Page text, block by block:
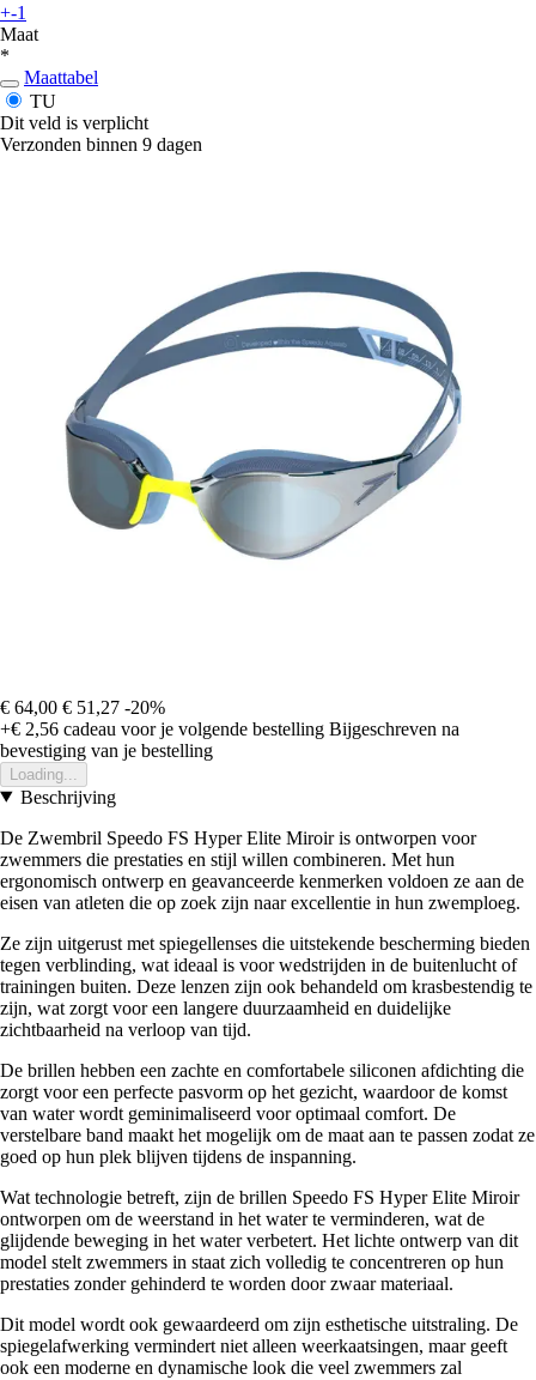
+-1
Maat
*
Maattabel
TU
Dit veld is verplicht
Verzonden binnen 9 dagen
€ 64,00 € 51,27 -20%
+€ 2,56 cadeau voor je volgende bestelling Bijgeschreven na
bevestiging van je bestelling
Loading...
Beschrijving
De Zwembril Speedo FS Hyper Elite Miroir is ontworpen voor
zwemmers die prestaties en stijl willen combineren. Met hun
ergonomisch ontwerp en geavanceerde kenmerken voldoen ze aan de
eisen van atleten die op zoek zijn naar excellentie in hun zwemploeg.
Ze zijn uitgerust met spiegellenses die uitstekende bescherming bieden
tegen verblinding, wat ideaal is voor wedstrijden in de buitenlucht of
trainingen buiten. Deze lenzen zijn ook behandeld om krasbestendig te
zijn, wat zorgt voor een langere duurzaamheid en duidelijke
zichtbaarheid na verloop van tijd.
De brillen hebben een zachte en comfortabele siliconen afdichting die
zorgt voor een perfecte pasvorm op het gezicht, waardoor de komst
van water wordt geminimaliseerd voor optimaal comfort. De
verstelbare band maakt het mogelijk om de maat aan te passen zodat ze
goed op hun plek blijven tijdens de inspanning.
Wat technologie betreft, zijn de brillen Speedo FS Hyper Elite Miroir
ontworpen om de weerstand in het water te verminderen, wat de
glijdende beweging in het water verbetert. Het lichte ontwerp van dit
model stelt zwemmers in staat zich volledig te concentreren op hun
prestaties zonder gehinderd te worden door zwaar materiaal.
Dit model wordt ook gewaardeerd om zijn esthetische uitstraling. De
spiegelafwerking vermindert niet alleen weerkaatsingen, maar geeft
ook een moderne en dynamische look die veel zwemmers zal